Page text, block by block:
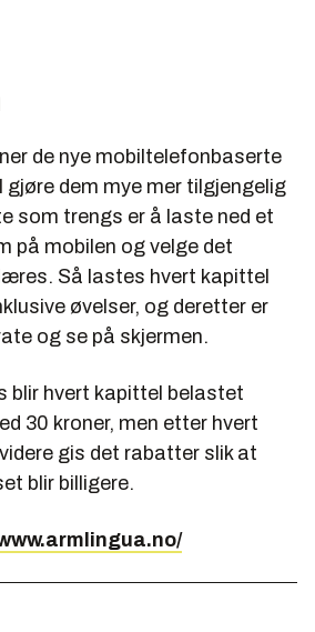
de nye mobiltelefonbaserte
gjøre dem mye mer tilgjengelig
som trengs er å laste ned et
på mobilen og velge det
Så lastes hvert kapittel
øvelser, og deretter er
og se på skjermen.
blir hvert kapittel belastet
30 kroner, men etter hvert
gis det rabatter slik at
blir billigere.